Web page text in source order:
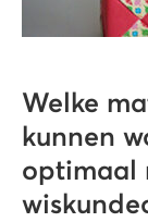
Welke
kunnen
optimaal